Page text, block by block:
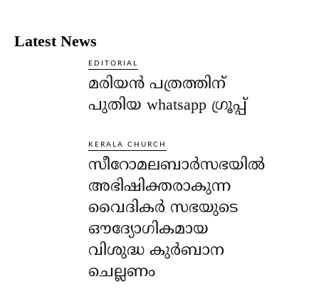
Latest News
EDITORIAL
മരിയൻ പത്രത്തിന്
പുതിയ whatsapp ഗ്രൂപ്പ്
KERALA CHURCH
സീറോമലബാർസഭയിൽ
അഭിഷിക്തരാകുന്ന
വൈദികർ സഭയുടെ
ഔദ്യോഗികമായ
വിശുദ്ധ കുർബാന
ചെല്ലണം